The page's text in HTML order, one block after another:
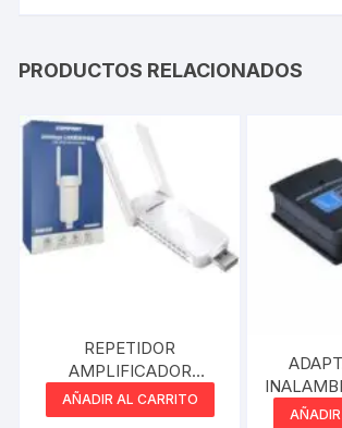
PRODUCTOS RELACIONADOS
REPETIDOR
AMPLIFICADOR
COMFAST CF-WR300S
300MBPS 2.4GHZ USB
AÑADIR AL CARRITO